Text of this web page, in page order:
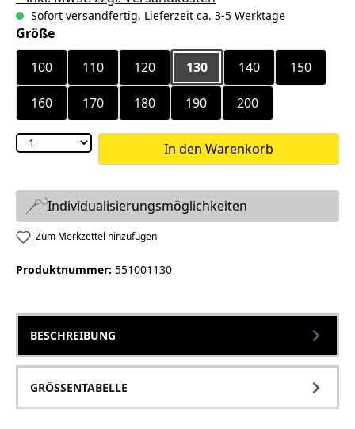
Sofort versandfertig, Lieferzeit ca. 3-5 Werktage
Größeauswählen
100
110 120 130 140 150
160 170 180 190 200
In den Warenkorb
Individualisierungsmöglichkeiten
Zum Merkzettel hinzufügen
Produktnummer: 551001130
BESCHREIBUNG
GRÖSSENTABELLE